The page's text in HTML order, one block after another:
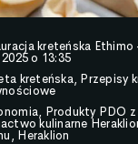
kreteńska Ethimo
o 13:35
kreteńska, Przepisy
, Produkty PDO
kulinarne
, Heraklion